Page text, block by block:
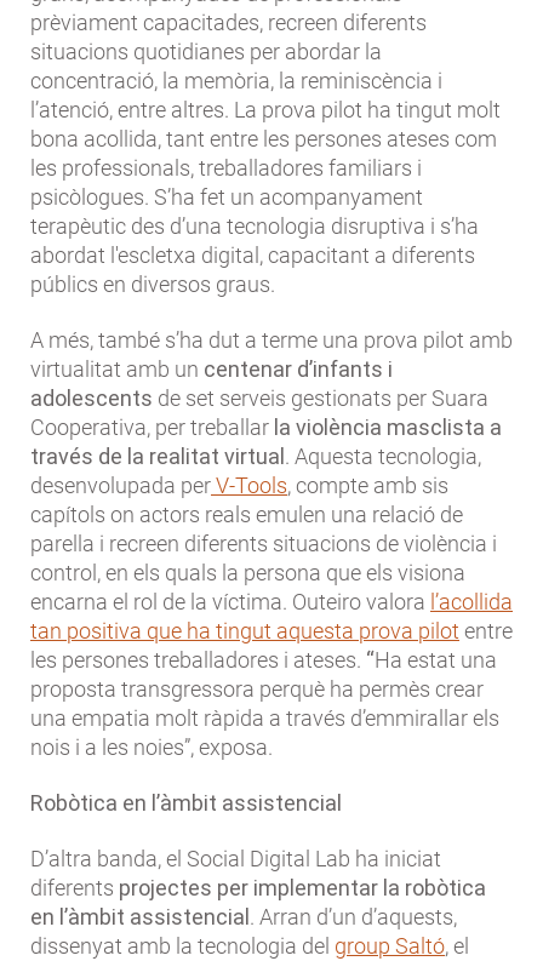
prèviament capacitades, recreen diferents
situacions quotidianes per abordar la
concentració, la memòria, la reminiscència i
l’atenció, entre altres. La prova pilot ha tingut molt
bona acollida, tant entre les persones ateses com
les professionals, treballadores familiars i
psicòlogues. S’ha fet un acompanyament
terapèutic des d’una tecnologia disruptiva i s’ha
abordat l'escletxa digital, capacitant a diferents
públics en diversos graus.
A més, també s’ha dut a terme una prova pilot amb
virtualitat amb un centenar d’infants i
adolescents de set serveis gestionats per Suara
Cooperativa, per treballar la violència masclista a
través de la realitat virtual . Aquesta tecnologia,
desenvolupada perV-Tools, compte amb sis
capítols on actors reals emulen una relació de
parella i recreen diferents situacions de violència i
control, en els quals la persona que els visiona
encarna el rol de la víctima. Outeiro valora l’acollida
tan positiva que ha tingut aquesta prova pilot entre
les persones treballadores i ateses. “Ha estat una
proposta transgressora perquè ha permès crear
una empatia molt ràpida a través d’emmirallar els
nois i a les noies”, exposa.
Robòtica en l’àmbit assistencial
D’altra banda, el Social Digital Lab ha iniciat
diferents projectes per implementar la robòtica
en l’àmbit assistencial . Arran d’un d’aquests,
dissenyat amb la tecnologia del group Saltó, el